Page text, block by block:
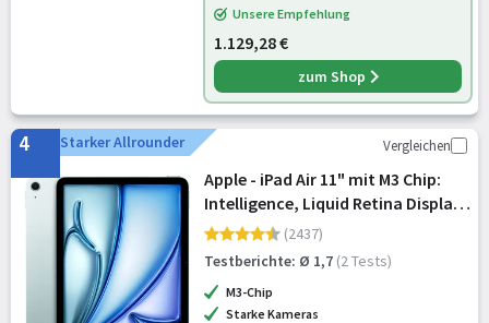
Unsere Empfehlung
1.129,28 €
zum Shop
4 Starker Allrounder Vergleichen
Apple - iPad Air 11" mit M3 Chip:
Intelligence, Liquid Retina Display,
1 TB, 12 MP
Frontkamera/Rückkamera, WLAN
6E, Touch ID, Batterie für den
ganzen Ta
(2437)
Testberichte: Ø 1,7 (2 Tests)
M3-Chip
Starke Kameras